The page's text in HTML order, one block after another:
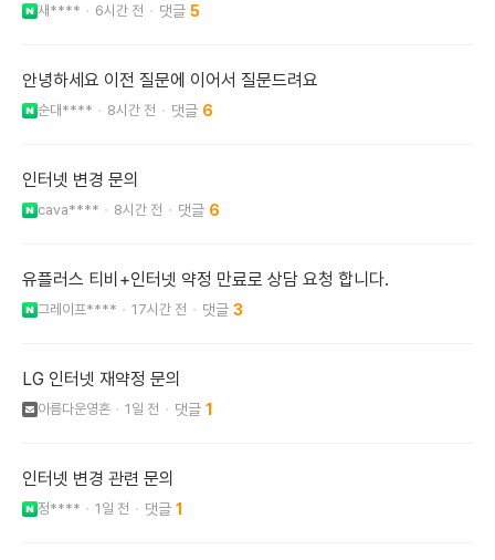
새**** 6시간 전 5
안녕하세요 이전 질문에 이어서 질문드려요
순대**** 8시간 전 6
인터넷 변경 문의
cava**** 8시간 전 6
유플러스 티비+인터넷 약정 만료로 상담 요청 합니다.
그레이프**** 17시간 전 3
LG 인터넷 재약정 문의
아름다운영혼 1일 전 1
인터넷 변경 관련 문의
정**** 1일 전 1